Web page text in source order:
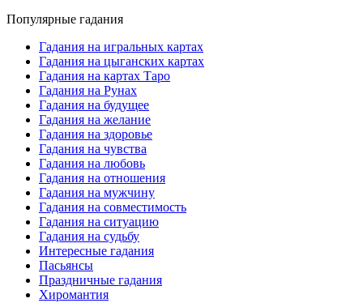
Популярные гадания
Гадания на игральных картах
Гадания на цыганских картах
Гадания на картах Таро
Гадания на Рунах
Гадания на будущее
Гадания на желание
Гадания на здоровье
Гадания на чувства
Гадания на любовь
Гадания на отношения
Гадания на мужчину
Гадания на совместимость
Гадания на ситуацию
Гадания на судьбу
Интересные гадания
Пасьянсы
Праздничные гадания
Хиромантия